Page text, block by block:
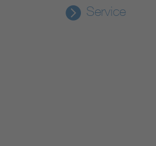
Service